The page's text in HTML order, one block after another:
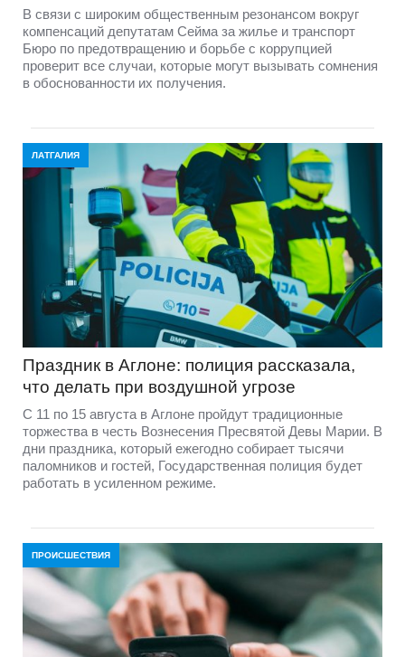
В связи с широким общественным резонансом вокруг
компенсаций депутатам Сейма за жилье и транспорт
Бюро по предотвращению и борьбе с коррупцией
проверит все случаи, которые могут вызывать сомнения
в обоснованности их получения.
ЛАТГАЛИЯ
Праздник в Аглоне: полиция рассказала,
что делать при воздушной угрозе
С 11 по 15 августа в Аглоне пройдут традиционные
торжества в честь Вознесения Пресвятой Девы Марии. В
дни праздника, который ежегодно собирает тысячи
паломников и гостей, Государственная полиция будет
работать в усиленном режиме.
ПРОИСШЕСТВИЯ